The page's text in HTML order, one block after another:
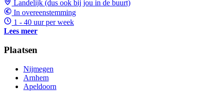
Landelijk (dus ook bij jou in de buurt)
In overeenstemming
1 - 40 uur per week
Lees meer
Plaatsen
Nijmegen
Arnhem
Apeldoorn